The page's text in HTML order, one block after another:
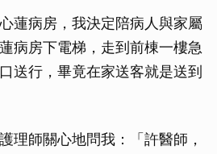
蓮病房，我決定陪病人與家屬
病房下電梯，走到前棟一樓急
送行，畢竟在家送客就是送到
理師關心地問我：「許醫師，